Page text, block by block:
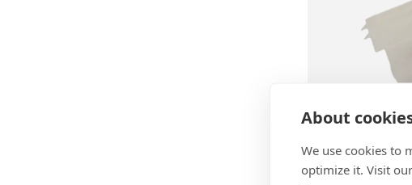
About
We use cookies to
optimize it. Visit
BN 22783